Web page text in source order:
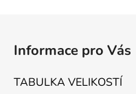
Informace pro Vás
TABULKA VELIKOSTÍ